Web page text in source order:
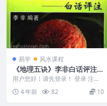
易学 风水课程
《地理五诀》李非白话评注 .
pdf
用户您好！请先登录！ 登录 注册
编号：MY2212-200-48 《地理五
诀》...4 年前 82 10